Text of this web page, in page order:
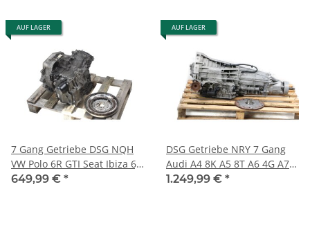
AUF LAGER
7 Gang Getriebe DSG NQH
VW Polo 6R GTI Seat Ibiza 6J
Cupra 1,4 TSI 132KW-180PS
649,99 € *
AUF LAGER
DSG Getriebe NRY 7 Gang
Audi A4 8K A5 8T A6 4G A7
quattro 3,0 TDI 245PS 193
1.249,99 € *